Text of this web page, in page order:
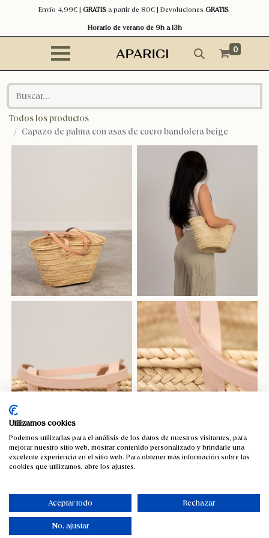
Envío 4,99€ | GRATISa partir de 80€ | Devoluciones GRATIS
Horario de verano de 9h a 13h
0
Todos los productos
Capazo de palma con asas de cuero bandolera beige
Utilizamos cookies
Podemos utilizarlas para el análisis de los datos de nuestros visitantes, para
mejorar nuestro sitio web, mostrar contenido personalizado y brindarle una
excelente experiencia en el sitio web. Para obtener más información sobre las
cookies que utilizamos, abre los ajustes.
Aceptar todo Rechazar
No, ajustar